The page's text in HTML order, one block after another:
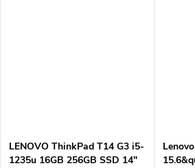
LENOVO ThinkPad T14 G3 i5-
1235u 16GB 256GB SSD 14"